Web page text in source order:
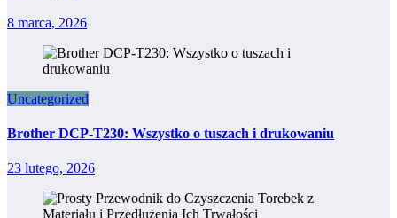
8 marca, 2026
Uncategorized
Brother DCP-T230: Wszystko o tuszach i drukowaniu
23 lutego, 2026